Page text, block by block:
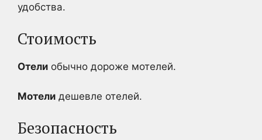
удобства.
Стоимость
Отели обычно дороже мотелей.
Мотели дешевле отелей.
Безопасность